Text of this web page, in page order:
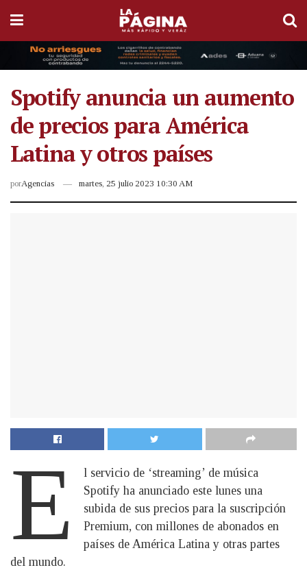
Spotify anuncia un aumento
de precios para América
Latina y otros países
porAgencias martes, 25 julio 2023 10:30 AM
E
l servicio de ‘streaming’ de música
Spotify ha anunciado este lunes una
subida de sus precios para la suscripción
Premium, con millones de abonados en
países de América Latina y otras partes
del mundo.